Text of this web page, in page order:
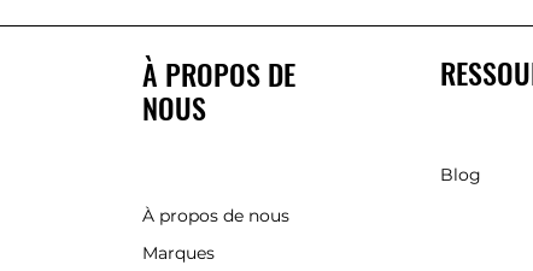
À PROPOS DE
NOUS
À propos de nous
Marques
Blog